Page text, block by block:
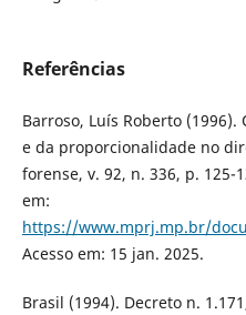
Referências
Barroso, Luís Roberto
e da proporcionalidade no
forense, v. 92, n. 336, p. 125-
em:
https://www.mprj.mp.br/
Acesso em: 15 jan. 2025.
Brasil (1994). Decreto n.